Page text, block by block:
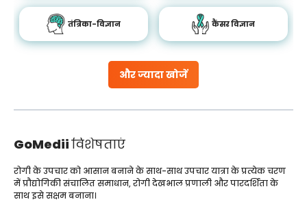
और ज्यादा खोजें
तंत्रिका-विज्ञान कैंसर विज्ञान
GoMediiविशेषताएं
रोगी के उपचार को आसान बनाने के साथ-साथ उपचार यात्रा के प्रत्येक चरण
में प्रौद्योगिकी संचालित समाधान, रोगी देखभाल प्रणाली और पारदर्शिता के
साथ इसे सक्षम बनाना।